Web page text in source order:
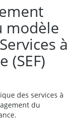
modèle
à
(SEF)
des services à
du